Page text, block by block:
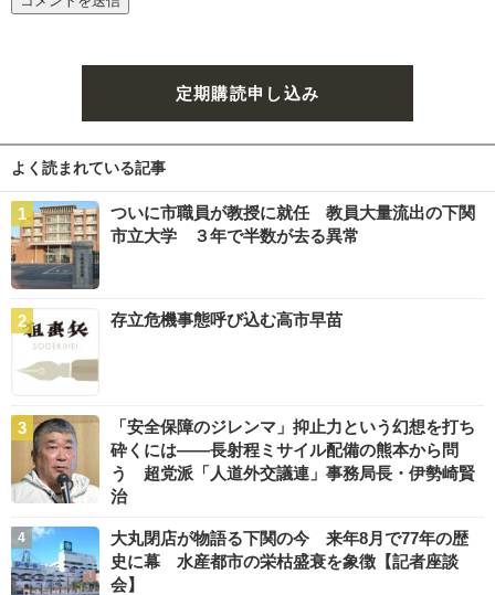
定期購読申し込み
よく読まれている記事
ついに市職員が教授に就任 教員大量流出の下関
市立大学 ３年で半数が去る異常
存立危機事態呼び込む高市早苗
「安全保障のジレンマ」抑止力という幻想を打ち
砕くには――長射程ミサイル配備の熊本から問
う 超党派「人道外交議連」事務局長・伊勢崎賢
治
大丸閉店が物語る下関の今 来年8月で77年の歴
史に幕 水産都市の栄枯盛衰を象徴【記者座談
会】